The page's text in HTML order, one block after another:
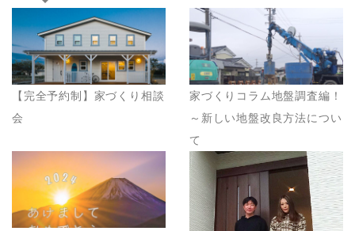
【完全予約制】家づくり相談
会
家づくりコラム地盤調査編！
～新しい地盤改良方法につい
て